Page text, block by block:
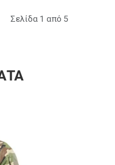
Σελίδα 1 από 5